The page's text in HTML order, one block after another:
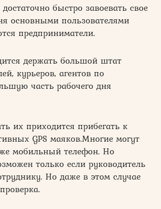
быстро завоевать свое
основными пользователями
предприниматели.
держать большой штат
курьеров, агентов по
часть рабочего дня
их приходится прибегать к
GPS маяков.Многие могут
мобильный телефон. Но
только если руководитель
Но даже в этом случае